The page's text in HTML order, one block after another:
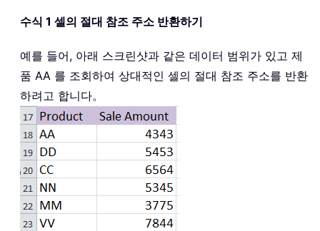
수식 1 셀의 절대 참조 주소 반환하기
예를 들어, 아래 스크린샷과 같은 데이터 범위가 있고 제
품 AA 를 조회하여 상대적인 셀의 절대 참조 주소를 반환
하려고 합니다。